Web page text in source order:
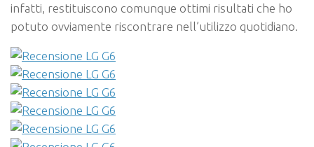
infatti, restituiscono comunque ottimi risultati che ho
potuto ovviamente riscontrare nell’utilizzo quotidiano.